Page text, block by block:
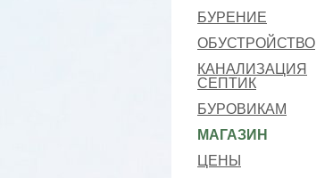
БУРЕНИЕ
ОБУСТРОЙСТВО
КАНАЛИЗАЦИЯ
СЕПТИК
БУРОВИКАМ
МАГАЗИН
ЦЕНЫ